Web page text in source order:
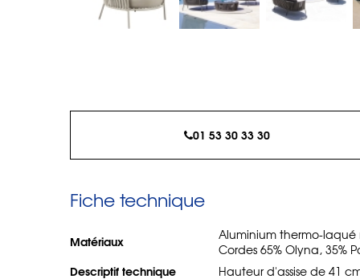
01 53 30 33 30
Fiche technique
Matériaux
Aluminium thermo-laqué
Cordes 65% Olyna, 35%
Descriptif technique Hauteur d'assise de 41